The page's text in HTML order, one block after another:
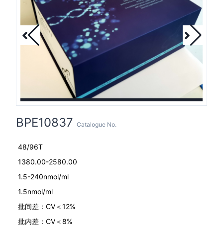
BPE10837 Catalogue No.
48/96T
1380.00-2580.00
1.5-240nmol/ml
1.5nmol/ml
批间差：CV＜12%
批内差：CV＜8%